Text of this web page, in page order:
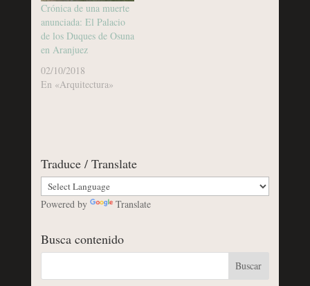
Crónica de una muerte
anunciada: El Palacio
de los Duques de Osuna
en Aranjuez
02/10/2018
En «Arquitectura»
Traduce / Translate
Powered by Translate
Busca contenido